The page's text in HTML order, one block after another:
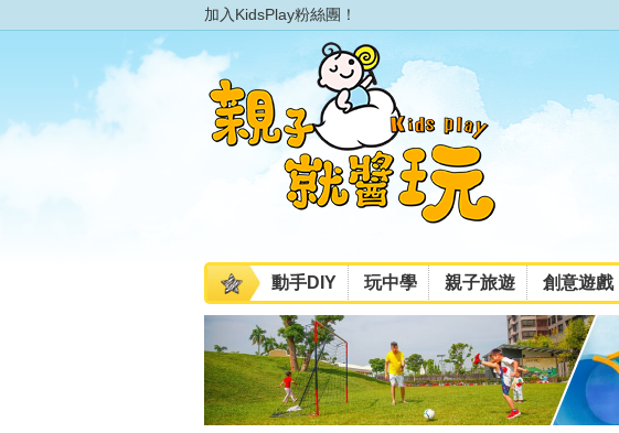
加入KidsPlay粉絲團！
動手DIY 玩中學 親子旅遊 創意遊戲